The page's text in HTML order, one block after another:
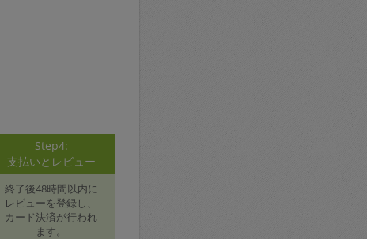
Step4:
支払いとレビュー
終了後48時間以内に
レビューを登録し、
カード決済が行われ
ます。